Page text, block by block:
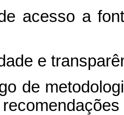
acesso a
e
de